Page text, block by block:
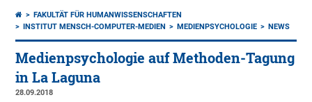
FAKULTÄT FÜR HUMANWISSENSCHAFTEN
INSTITUT MENSCH-COMPUTER-MEDIEN
MEDIENPSYCHOLOGIE NEWS
Medienpsychologie auf Methoden-Tagung
in La Laguna
28.09.2018